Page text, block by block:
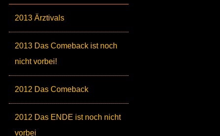
2013 Ärztivals
2013 Das Comeback ist noch
nicht vorbei!
2012 Das Comeback
2012 Das ENDE ist noch nicht
vorbei